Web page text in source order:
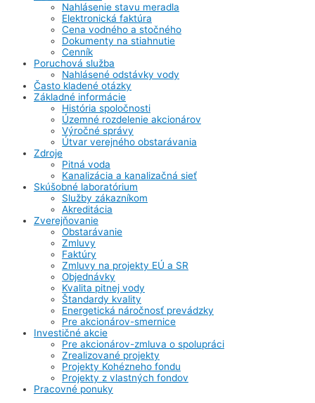
Nahlásenie stavu meradla
Elektronická faktúra
Cena vodného a stočného
Dokumenty na stiahnutie
Cenník
Poruchová služba
Nahlásené odstávky vody
Často kladené otázky
Základné informácie
História spoločnosti
Územné rozdelenie akcionárov
Výročné správy
Útvar verejného obstarávania
Zdroje
Pitná voda
Kanalizácia a kanalizačná sieť
Skúšobné laboratórium
Služby zákazníkom
Akreditácia
Zverejňovanie
Obstarávanie
Zmluvy
Faktúry
Zmluvy na projekty EÚ a SR
Objednávky
Kvalita pitnej vody
Štandardy kvality
Energetická náročnosť prevádzky
Pre akcionárov-smernice
Investičné akcie
Pre akcionárov-zmluva o spolupráci
Zrealizované projekty
Projekty Kohézneho fondu
Projekty z vlastných fondov
Pracovné ponuky